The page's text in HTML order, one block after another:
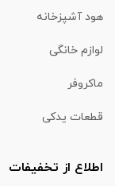
هود آشپزخانه
لوازم خانگی
ماكروفر
قطعات یدکی
اطلاع از تخفیفات